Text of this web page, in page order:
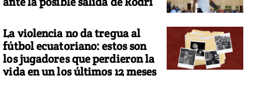
La violencia no da tregua al
fútbol ecuatoriano: estos son
los jugadores que perdieron la
vida en un los últimos 12 meses